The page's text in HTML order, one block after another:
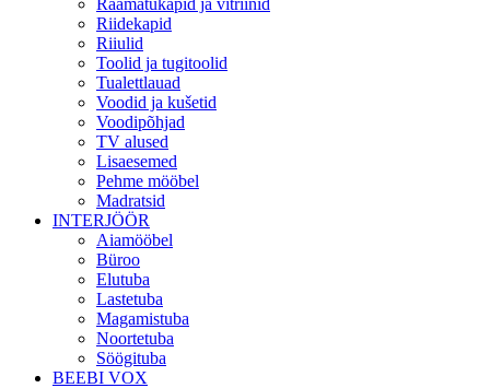
Riidekapid
Riiulid
Toolid ja tugitoolid
Tualettlauad
Voodid ja kušetid
Voodipõhjad
TV alused
Lisaesemed
Pehme mööbel
Madratsid
INTERJÖÖR
Aiamööbel
Büroo
Elutuba
Lastetuba
Magamistuba
Noortetuba
Söögituba
BEEBI VOX